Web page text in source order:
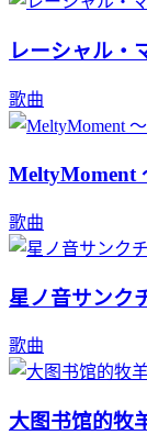
レーシャル・
歌曲
MeltyMoment
歌曲
星ノ音サンク
歌曲
大图书馆的牧